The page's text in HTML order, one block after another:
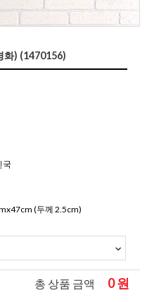
화) (1470156)
국
(두께 2.5cm)
총 상품 금액 0원